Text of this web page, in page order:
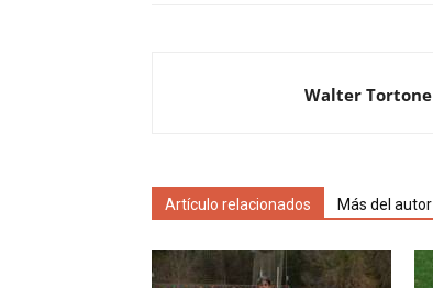
Walter Tortone
Artículo relacionados Más del autor